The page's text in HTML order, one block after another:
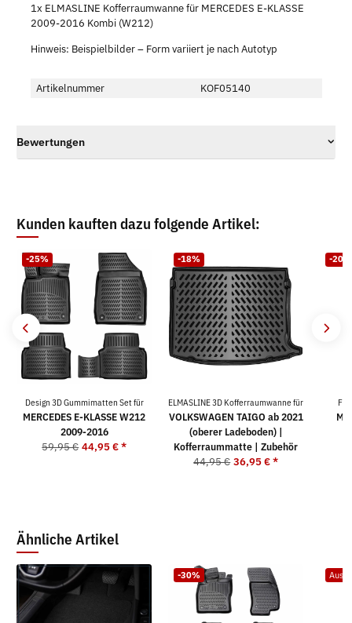
1x ELMASLINE Kofferraumwanne für MERCEDES E-KLASSE
2009-2016 Kombi (W212)
Hinweis: Beispielbilder – Form variiert je nach Autotyp
Artikelnummer KOF05140
Bewertungen
Kunden kauften dazu folgende Artikel:
-25%
Design 3D Gummimatten Set für
MERCEDES E-KLASSE W212
2009-2016
59,95 € 44,95 €*
-18%
ELMASLINE 3D Kofferraumwanne für
VOLKSWAGEN TAIGO ab 2021
(oberer Ladeboden) |
Kofferraummatte | Zubehör
44,95 € 36,95 €*
-20%
Ähnliche Artikel
-30%